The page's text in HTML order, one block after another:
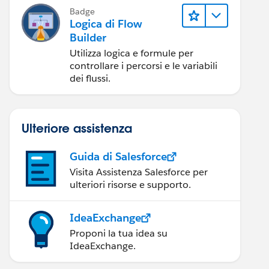
Badge
Logica di Flow
Builder
Utilizza logica e formule per
controllare i percorsi e le variabili
dei flussi.
Ulteriore assistenza
Guida di Salesforce
Visita Assistenza Salesforce per
ulteriori risorse e supporto.
IdeaExchange
Proponi la tua idea su
IdeaExchange.